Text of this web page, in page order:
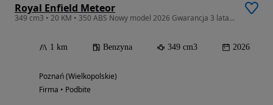
Royal Enfield Meteor
349 cm3 • 20 KM • 350 ABS Nowy model 2026 Gwarancja 3 lata Salon POZNAŃ
1 km Benzyna 349 cm3 2026
Poznań (Wielkopolskie)
Firma • Podbite